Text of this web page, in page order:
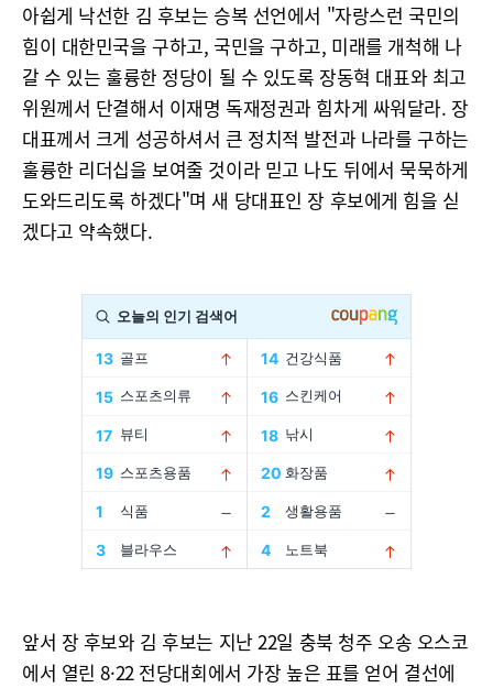
아쉽게 낙선한 김 후보는 승복 선언에서 "자랑스런 국민의
힘이 대한민국을 구하고, 국민을 구하고, 미래를 개척해 나
갈 수 있는 훌륭한 정당이 될 수 있도록 장동혁 대표와 최고
위원께서 단결해서 이재명 독재정권과 힘차게 싸워달라. 장
대표께서 크게 성공하셔서 큰 정치적 발전과 나라를 구하는
훌륭한 리더십을 보여줄 것이라 믿고 나도 뒤에서 묵묵하게
도와드리도록 하겠다"며 새 당대표인 장 후보에게 힘을 싣
겠다고 약속했다.
앞서 장 후보와 김 후보는 지난 22일 충북 청주 오송 오스코
에서 열린 8·22 전당대회에서 가장 높은 표를 얻어 결선에